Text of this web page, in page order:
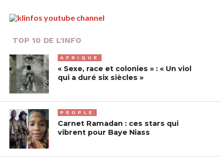
TOP 10 DE L'INFO
AFRIQUE
« Sexe, race et colonies » : « Un viol
qui a duré six siècles »
PEOPLE
Carnet Ramadan : ces stars qui
vibrent pour Baye Niass